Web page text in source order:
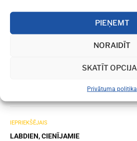
PIEŅEMT
NORAIDĪT
SKATĪT
Privātuma politika
o Liepājas Centra sākumskolā,
o nosūtot uz e-pasta adresi:
kristine.bardule@liepaja.edu.lv ar
IEPRIEKŠĒJAIS
LABDIEN, CIENĪJAMIE